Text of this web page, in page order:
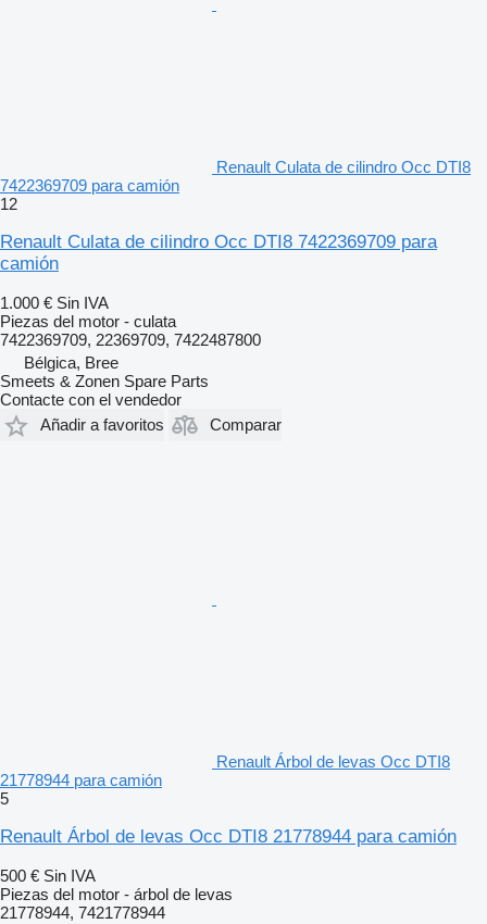
Renault Culata de cilindro Occ DTI8
7422369709 para camión
12
Renault Culata de cilindro Occ DTI8 7422369709 para
camión
1.000 € Sin IVA
Piezas del motor - culata
7422369709, 22369709, 7422487800
Bélgica, Bree
Smeets & Zonen Spare Parts
Contacte con el vendedor
Añadir a favoritos
Comparar
Renault Árbol de levas Occ DTI8
21778944 para camión
5
Renault Árbol de levas Occ DTI8 21778944 para camión
500 € Sin IVA
Piezas del motor - árbol de levas
21778944, 7421778944